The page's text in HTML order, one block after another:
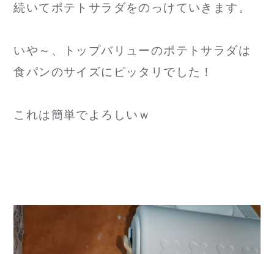
続いてポテトサラダをのっけていきます。
いや～、トップバリューのポテトサラダは
食パンのサイズにピッタリでした！
これは簡単でよろしいｗ